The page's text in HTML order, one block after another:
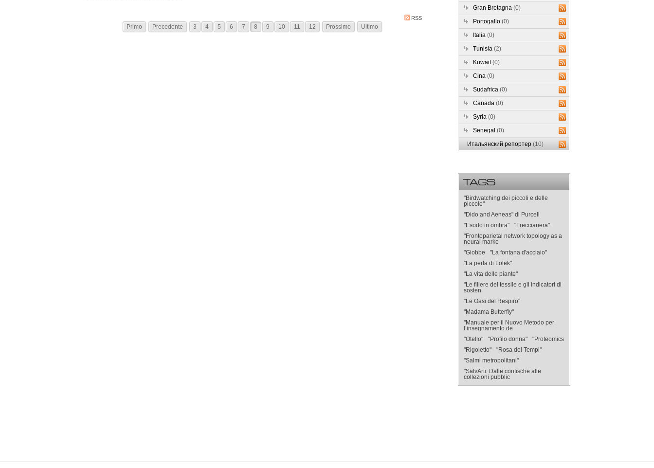
RSS
Primo Precedente 3 4 5 6 7 8 9 10 11 12 Prossimo Ultimo
Gran Bretagna(0)
Portogallo(0)
Italia(0)
Tunisia(2)
Kuwait(0)
Cina(0)
Sudafrica(0)
Canada(0)
Syria(0)
Senegal(0)
Итальянский репортер(10)
TAGS
"Birdwatching dei piccoli e delle
piccole"
"Dido and Aeneas" di Purcell
"Esodo in ombra"
"Freccianera"
"Frontoparietal network topology as a
neural marke
"Giobbe
"La fontana d'acciaio"
"La perla di Lolek"
"La vita delle piante"
"Le filiere del tessile e gli indicatori di
sosten
"Le Oasi del Respiro"
"Madama Butterfly"
"Manuale per il Nuovo Metodo per
l’insegnamento de
"Otello"
"Profilo donna"
"Proteomics
"Rigoletto"
"Rosa dei Tempi"
"Salmi metropolitani"
"SalvArti. Dalle confische alle
collezioni pubblic